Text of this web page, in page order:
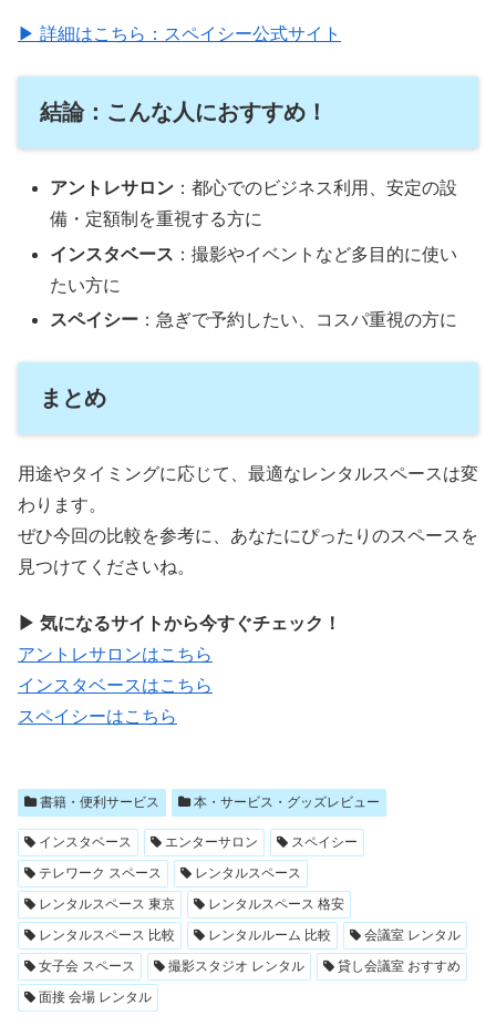
▶ 詳細はこちら：スペイシー公式サイト
結論：こんな人におすすめ！
アントレサロン ：都心でのビジネス利用、安定の設
備・定額制を重視する方に
インスタベース ：撮影やイベントなど多目的に使い
たい方に
スペイシー ：急ぎで予約したい、コスパ重視の方に
まとめ
用途やタイミングに応じて、最適なレンタルスペースは変
わります。
ぜひ今回の比較を参考に、あなたにぴったりのスペースを
見つけてくださいね。
▶ 気になるサイトから今すぐチェック！
アントレサロンはこちら
インスタベースはこちら
スペイシーはこちら
書籍・便利サービス 本・サービス・グッズレビュー
インスタベース エンターサロン
スペイシー
テレワーク スペース
レンタルスペース
レンタルスペース 東京
レンタルスペース 格安
レンタルスペース 比較
レンタルルーム 比較
会議室 レンタル
女子会 スペース
撮影スタジオ レンタル
貸し会議室 おすすめ
面接 会場 レンタル